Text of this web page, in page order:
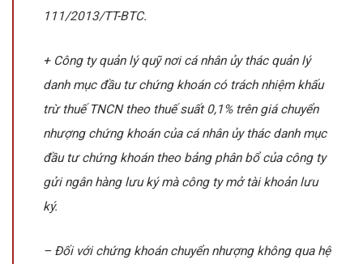
111/2013/TT-BTC.
+ Công ty quản lý quỹ nơi cá nhân ủy thác quản lý
danh mục đầu tư chứng khoán có trách nhiệm khấu
trừ thuế TNCN theo thuế suất 0,1% trên giá chuyển
nhượng chứng khoán của cá nhân ủy thác danh mục
đầu tư chứng khoán theo bảng phân bổ của công ty
gửi ngân hàng lưu ký mà công ty mở tài khoản lưu
ký.
– Đối với chứng khoán chuyển nhượng không qua hệ